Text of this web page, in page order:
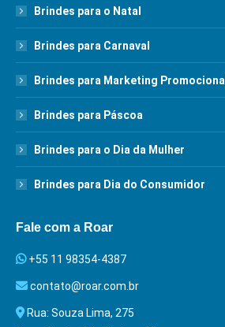
Brindes para o Natal
Brindes para Carnaval
Brindes para Marketing Promocional
Brindes para Páscoa
Brindes para o Dia da Mulher
Brindes para Dia do Consumidor
Fale com a Roar
+55 11 98354-4387
contato@roar.com.br
Rua: Souza Lima, 275